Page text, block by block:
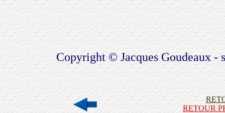
Copyright © Jacques Goudeaux -
RETOUR